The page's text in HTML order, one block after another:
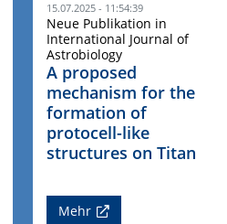
15.07.2025 - 11:54:39
Neue Publikation in
International Journal of
Astrobiology
A proposed
mechanism for the
formation of
protocell-like
structures on Titan
Mehr